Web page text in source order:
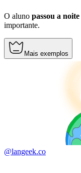
O aluno passou a noite
importante.
Mais exemplos
@langeek.co